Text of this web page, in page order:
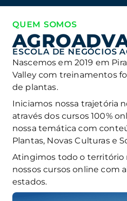
QUEM SOMOS
ESCOLA DE NEGÓCIOS
Nascemos em 2019 em
Valley com treinamentos
de plantas.
Iniciamos nossa trajetória
através dos cursos 100%
nossa temática com
Plantas, Novas Culturas e
Atingimos todo o território
nossos cursos online com
estados.